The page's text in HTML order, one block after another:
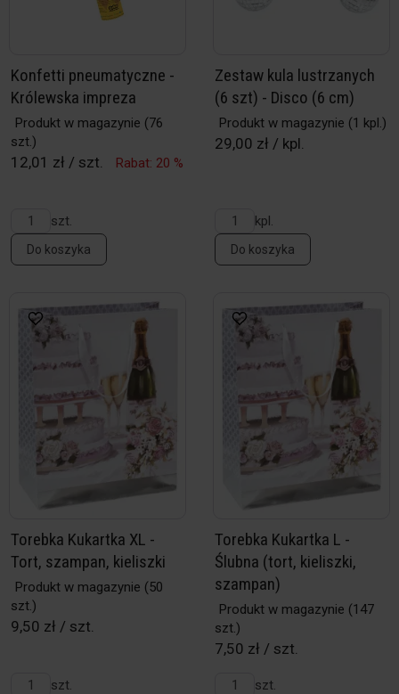
Konfetti pneumatyczne -
Królewska impreza
Produkt w magazynie (76
szt.)
12,01 zł / szt. Rabat: 20 %
szt.
Do koszyka
Zestaw kula lustrzanych
(6 szt) - Disco (6 cm)
Produkt w magazynie (1 kpl.)
29,00 zł / kpl.
kpl.
Do koszyka
Torebka Kukartka XL -
Tort, szampan, kieliszki
Produkt w magazynie (50
szt.)
9,50 zł / szt.
szt.
Torebka Kukartka L -
Ślubna (tort, kieliszki,
szampan)
Produkt w magazynie (147
szt.)
7,50 zł / szt.
szt.